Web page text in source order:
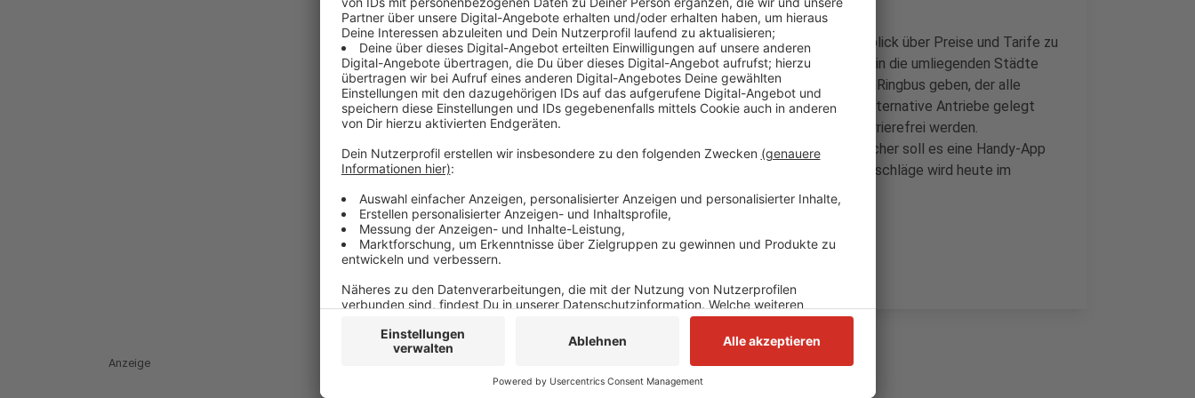
Außerdem soll es für Grevenbroicher einfacher werden, den Überblick über Preise und Tarife zu
behalten.Die SPD wünscht sich die Verbesserung des Busnetzes in die umliegenden Städte
und innerhalb von Grevenbroich. Dazu soll es beispielsweise einen Ringbus geben, der alle
Stadtteile miteinander verbindet. Außerdem soll mehr Wert auf alternative Antriebe gelegt
werden. Darüber hinaus sollen alle S-Bahnhöfe im Stadtgebiet barrierefrei werden.
Schienenübergänge sollen auch verschwinden. Für die Grevenbroicher soll es eine Handy-App
mit allen Infos zu Bus- und Bahnverbindungen geben. Über die Vorschläge wird heute im
Hauptausschuss gesprochen.
Anzeige
Anzeige